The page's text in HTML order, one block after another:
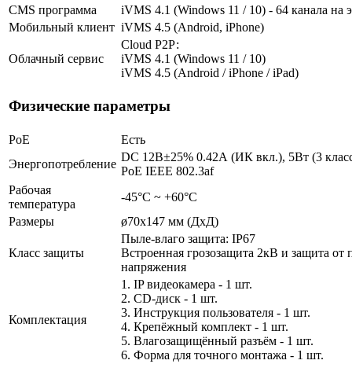
CMS программа
iVMS 4.1 (Windows 11 / 10) - 64 канала на
Мобильный клиент iVMS 4.5 (Android, iPhone)
Облачный сервис
Cloud Р2Р:
iVMS 4.1 (Windows 11 / 10)
iVMS 4.5 (Android / iPhone / iPad)
Физические параметры
PoE
Есть
Энергопотребление
DC 12В±25% 0.42А (ИК вкл.), 5Вт (3
PoE IEEE 802.3af
Рабочая
температура
-45°С ~ +60°С
Размеры
ø70х147 мм (ДхД)
Класс защиты
Пыле-влаго защита: IP67
Встроенная грозозащита 2кВ и защита от
напряжения
Комплектация
1. IP видеокамера - 1 шт.
2. СD-диск - 1 шт.
3. Инструкция пользователя - 1 шт.
4. Крепёжный комплект - 1 шт.
5. Влагозащищённый разъём - 1 шт.
6. Форма для точного монтажа - 1 шт.